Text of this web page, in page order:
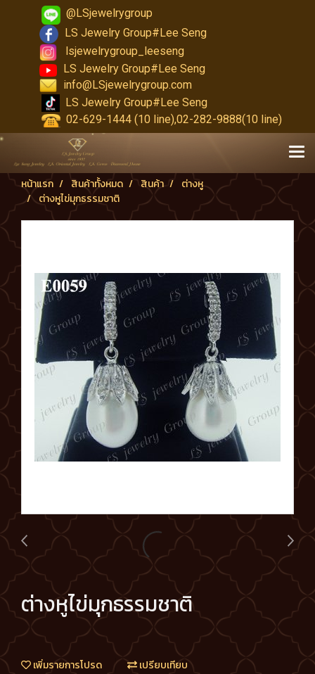
@LSjewelrygroup
LS Jewelry Group#Lee Seng
lsjewelrygroup_leeseng
LS Jewelry Group#Lee Seng
info@LSjewelrygroup.com
LS Jewelry Group#Lee Seng
02-629-1444 (10 line),02-282-9888(10 line)
หน้าแรก สินค้าทั้งหมด สินค้า
ต่างหู
ต่างหูไข่มุกธรรมชาติ
ต่างหูไข่มุกธรรมชาติ
เพิ่มรายการโปรด เปรียบเทียบ